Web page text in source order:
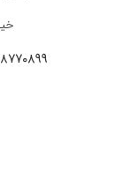
۸۸۷۷۰۸۹۹ - ۲۲۶۳۷۶۴۴ ۲۲۶۳۷۶۴۶ -